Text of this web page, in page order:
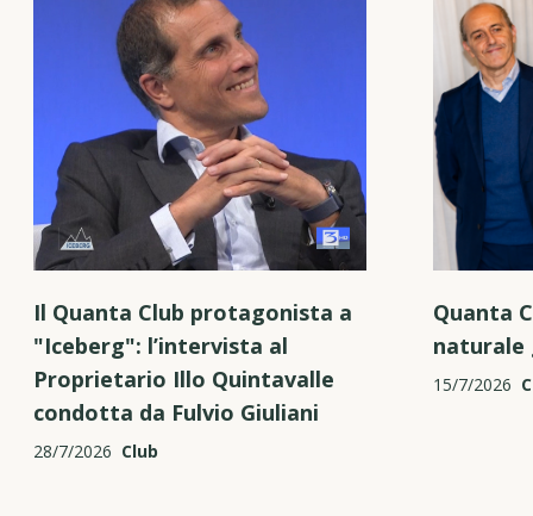
Il Quanta Club protagonista a
"Iceberg": l’intervista al
Proprietario Illo Quintavalle
condotta da Fulvio Giuliani
28/7/2026 Club
Quanta
naturale
15/7/2026